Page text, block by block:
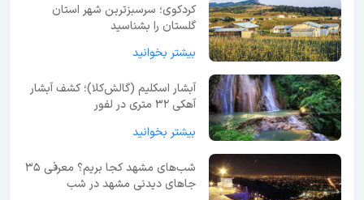
کردکوی؛ سرسبزترین شهر استان
گلستان را بشناسید
بیشتر بخوانید
آبشار اسکلیم (گالش‌کلا)؛ کشف آبشار
آهکی ۳۲ متری در لفور
بیشتر بخوانید
شب‌های مشهد کجا بریم؟ معرفی 35
جاهای دیدنی مشهد در شب